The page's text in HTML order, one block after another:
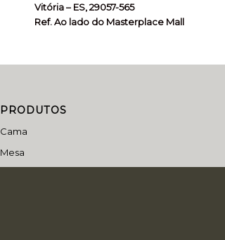
Vitória – ES, 29057-565
Ref. Ao lado do Masterplace Mall
PRODUTOS
Cama
Mesa